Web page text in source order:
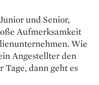
und Senior,
Aufmerksamkeit
Wie
Angestellter den
Tage, dann geht es